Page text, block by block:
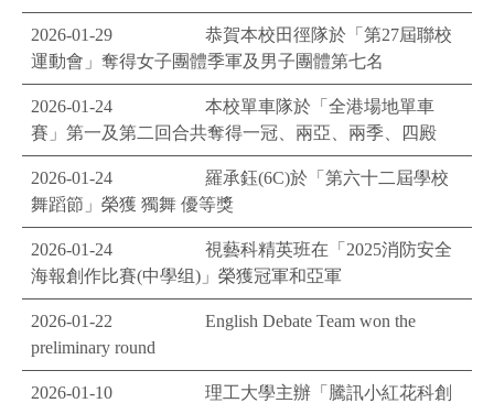
2026-01-29
恭賀本校田徑隊於「第27屆聯校
運動會」奪得女子團體季軍及男子團體第七名
2026-01-24
本校單車隊於「全港場地單車
賽」第一及第二回合共奪得一冠、兩亞、兩季、四殿
2026-01-24
羅承鈺(6C)於「第六十二屆學校
舞蹈節」榮獲 獨舞 優等獎
2026-01-24
視藝科精英班在「2025消防安全
海報創作比賽(中學组)」榮獲冠軍和亞軍
2026-01-22
English Debate Team won the
preliminary round
2026-01-10
理工大學主辦「騰訊小紅花科創